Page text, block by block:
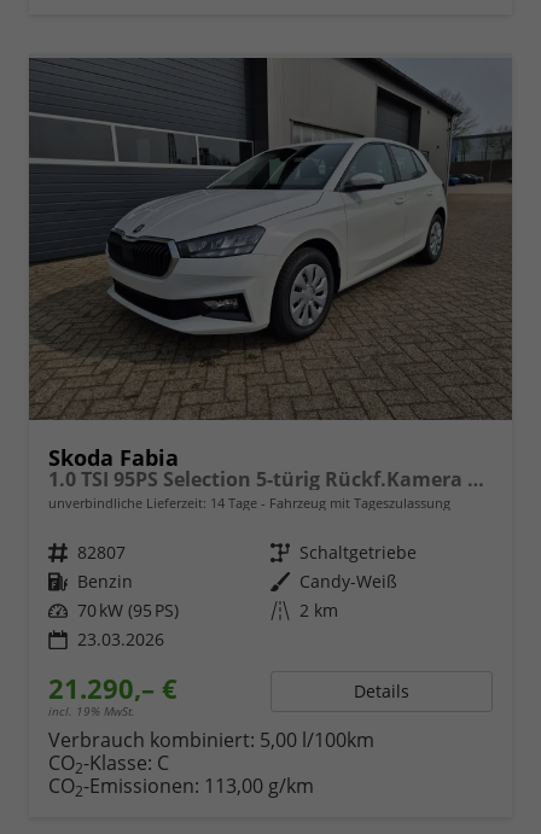
Skoda Fabia
1.0 TSI 95PS Selection 5-türig Rückf.Kamera Parksensoren Sitzheizung Multifunktionslenkrad Klima Skoda-Radio Bluetooth Touchscreen Tempomat Nebelsch. Apple CarPlay + Android Auto
unverbindliche Lieferzeit: 14 Tage Fahrzeug mit Tageszulassung
Fahrzeugnr. 82807 Getriebe Schaltgetriebe
Kraftstoff Benzin Außenfarbe Candy-Weiß
Leistung 70 kW (95 PS) Kilometerstand 2 km
23.03.2026
21.290,– €
incl. 19% MwSt.
Details
Verbrauch kombiniert: 5,00 l/100km
CO2-Klasse: C
CO2-Emissionen: 113,00 g/km